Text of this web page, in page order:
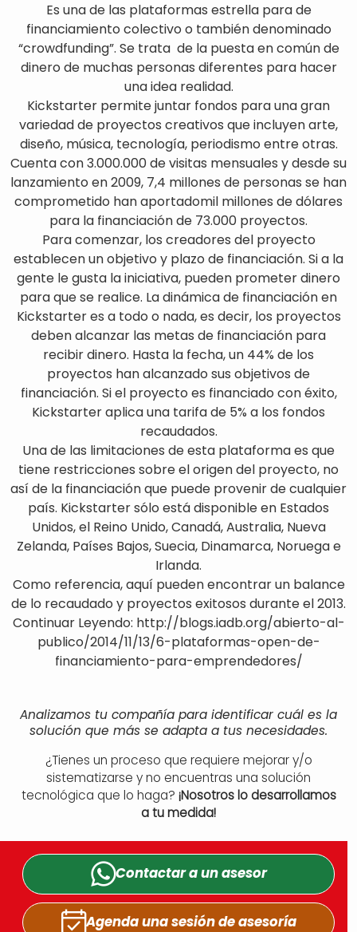
Es una de las plataformas estrella para de
financiamiento colectivo o también denominado
“crowdfunding”. Se trata de la puesta en común de
dinero de muchas personas diferentes para hacer
una idea realidad.
Kickstarter permite juntar fondos para una gran
variedad de proyectos creativos que incluyen arte,
diseño, música, tecnología, periodismo entre otras.
Cuenta con 3.000.000 de visitas mensuales y desde su
lanzamiento en 2009, 7,4 millones de personas se han
comprometido han aportadomil millones de dólares
para la financiación de 73.000 proyectos.
Para comenzar, los creadores del proyecto
establecen un objetivo y plazo de financiación. Si a la
gente le gusta la iniciativa, pueden prometer dinero
para que se realice. La dinámica de financiación en
Kickstarter es a todo o nada, es decir, los proyectos
deben alcanzar las metas de financiación para
recibir dinero. Hasta la fecha, un 44% de los
proyectos han alcanzado sus objetivos de
financiación. Si el proyecto es financiado con éxito,
Kickstarter aplica una tarifa de 5% a los fondos
recaudados.
Una de las limitaciones de esta plataforma es que
tiene restricciones sobre el origen del proyecto, no
así de la financiación que puede provenir de cualquier
país. Kickstarter sólo está disponible en Estados
Unidos, el Reino Unido, Canadá, Australia, Nueva
Zelanda, Países Bajos, Suecia, Dinamarca, Noruega e
Irlanda.
Como referencia, aquí pueden encontrar un balance
de lo recaudado y proyectos exitosos durante el 2013.
Continuar Leyendo: http://blogs.iadb.org/abierto-al-
publico/2014/11/13/6-plataformas-open-de-
financiamiento-para-emprendedores/
Analizamos tu compañía para identificar cuál es la
solución que más se adapta a tus necesidades.
¿Tienes un proceso que requiere mejorar y/o
sistematizarse y no encuentras una solución
tecnológica que lo haga? ¡Nosotros lo desarrollamos
a tu medida!
Contactar a unasesor
Agenda una sesiónde asesoría